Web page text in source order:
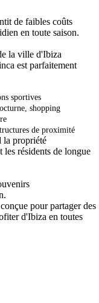
de faibles coûts
en toute saison.
la ville d'Ibiza
est parfaitement
sportives
shopping
de proximité
la propriété
les résidents de longue
pour partager des
d'Ibiza en toutes